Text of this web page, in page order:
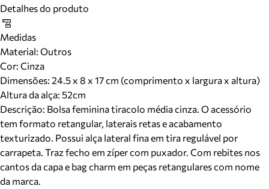
Detalhes do produto
Medidas
Material: Outros
Cor: Cinza
Dimensões: 24.5 x 8 x 17 cm (comprimento x largura x altura)
Altura da alça: 52cm
Descrição: Bolsa feminina tiracolo média cinza. O acessório
tem formato retangular, laterais retas e acabamento
texturizado. Possui alça lateral fina em tira regulável por
carrapeta. Traz fecho em zíper com puxador. Com rebites nos
cantos da capa e bag charm em peças retangulares com nome
da marca.